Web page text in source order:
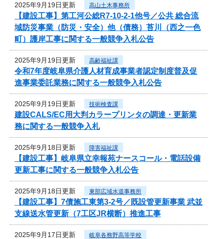
2025年9月19日更新 高山土木事務所
【建設工事】第工河公総R7-10-2-1他号／公共 総合流
域防災事業（防災・安全）他（債務）苔川（西之一色
町）護岸工事に関する一般競争入札公告
2025年9月19日更新 高齢福祉課
令和7年度岐阜県介護人材育成事業者認定制度普及促
進事業委託業務に関する一般競争入札公告
2025年9月19日更新 技術検査課
建設CALS/EC用大判カラープリンタの調達・更新業
務に関する一般競争入札
2025年9月18日更新 障害福祉課
【建設工事】岐阜県立幸報苑ナースコール・電話設備
更新工事に関する一般競争入札公告
2025年9月18日更新 東部広域水道事務所
【建設工事】7債施工東第3-2号／既設管更新事業 武並
支線送水管更新（7工区JR横断）推進工事
2025年9月17日更新 岐阜各務野高等学校